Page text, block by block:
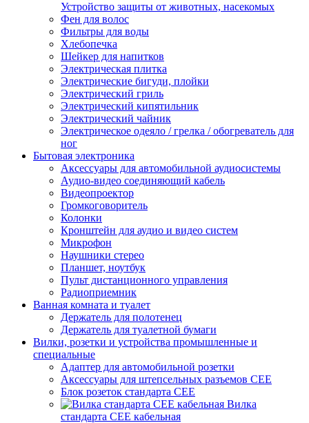
Устройство защиты от животных, насекомых
Фен для волос
Фильтры для воды
Хлебопечка
Шейкер для напитков
Электрическая плитка
Электрические бигуди, плойки
Электрический гриль
Электрический кипятильник
Электрический чайник
Электрическое одеяло / грелка / обогреватель для
ног
Бытовая электроника
Аксессуары для автомобильной аудиосистемы
Аудио-видео соединяющий кабель
Видеопроектор
Громкоговоритель
Колонки
Кронштейн для аудио и видео систем
Микрофон
Наушники стерео
Планшет, ноутбук
Пульт дистанционного управления
Радиоприемник
Ванная комната и туалет
Держатель для полотенец
Держатель для туалетной бумаги
Вилки, розетки и устройства промышленные и
специальные
Адаптер для автомобильной розетки
Аксессуары для штепсельных разъемов CEE
Блок розеток стандарта CEE
Вилка
стандарта CEE кабельная